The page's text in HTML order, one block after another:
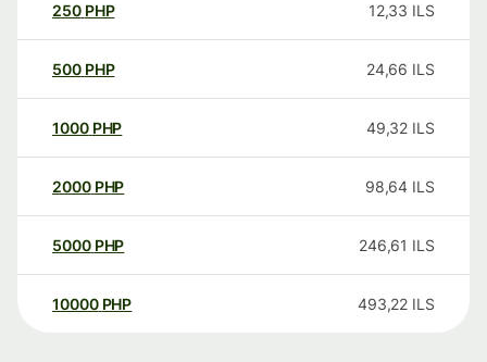
250 PHP 12,33 ILS
500 PHP 24,66 ILS
1000 PHP 49,32 ILS
2000 PHP 98,64 ILS
5000 PHP 246,61 ILS
10000 PHP 493,22 ILS